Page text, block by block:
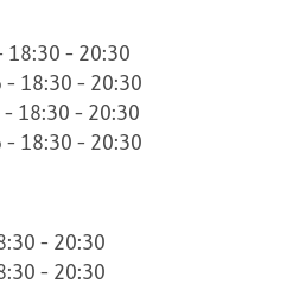
18:30 - 20:30
- 18:30 - 20:30
- 18:30 - 20:30
- 18:30 - 20:30
- 20:30
- 20:30